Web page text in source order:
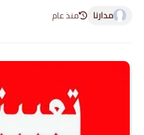
مدارنا منذ عام